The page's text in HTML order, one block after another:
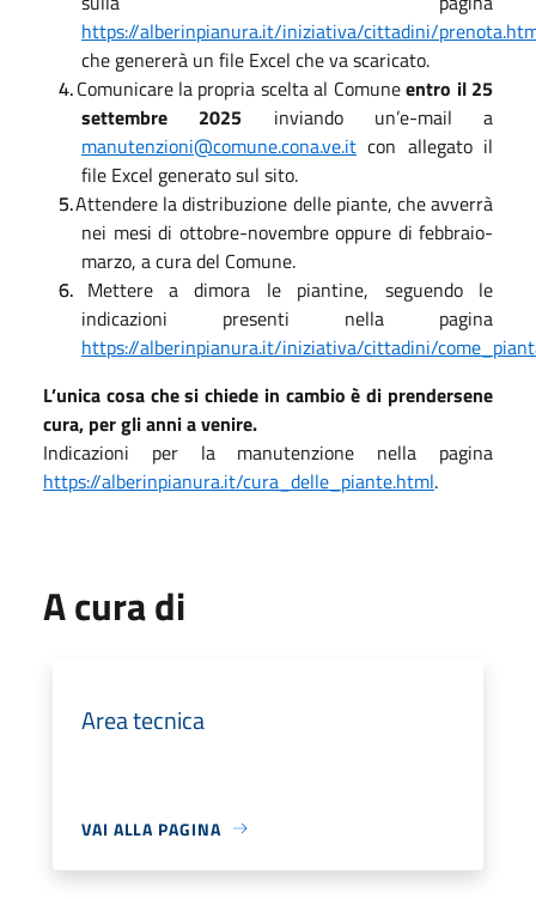
https://alberinpianura.it/iniziativa/cittadini/
che genererà un file Excel che va scaricato.
4.Comunicare la propria scelta al Comuneentro il 25
settembre 2025 inviando un’e-mail a
manutenzioni@comune.cona.ve.it con allegato il
file Excel generato sul sito.
5.Attendere la distribuzione delle piante, che avverrà
nei mesi di ottobre-novembre oppure di febbraio-
marzo, a cura del Comune.
6. Mettere a dimora le piantine, seguendo le
indicazioni presenti nella pagina
https://alberinpianura.it/iniziativa/cittadini/
L’unica cosa che si chiede in cambio è di prendersene
cura, per gli anni a venire.
Indicazioni per la manutenzione nella pagina
https://alberinpianura.it/cura_delle_piante.html.
A cura di
Area tecnica
VAI ALLA PAGINA